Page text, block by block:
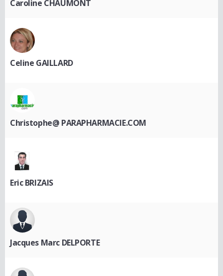
Caroline CHAUMONT
Celine GAILLARD
Christophe@ PARAPHARMACIE.COM
Eric BRIZAIS
Jacques Marc DELPORTE